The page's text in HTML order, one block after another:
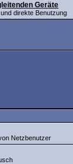
Geräte
direkte Benutzung
Netzbenutzer